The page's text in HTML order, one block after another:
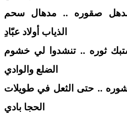
صقوره .. مدهال سحم
الذياب أولاد عبّادِ
ثوره .. تنشدوا لي خشوم
الضلع والوادي
شوره .. حتى الثعل في طويلات
الحجا بادي